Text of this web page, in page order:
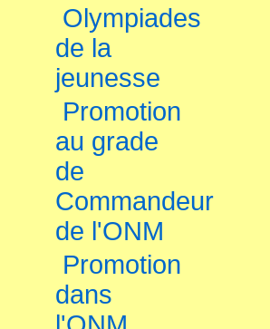
Olympiades
de la
jeunesse
Promotion
au grade
de
Commandeur
de l'ONM
Promotion
dans